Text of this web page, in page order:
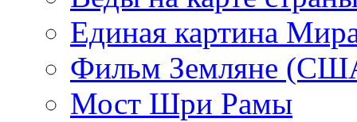
Единая картина
Фильм Земляне
Мост Шри Рамы